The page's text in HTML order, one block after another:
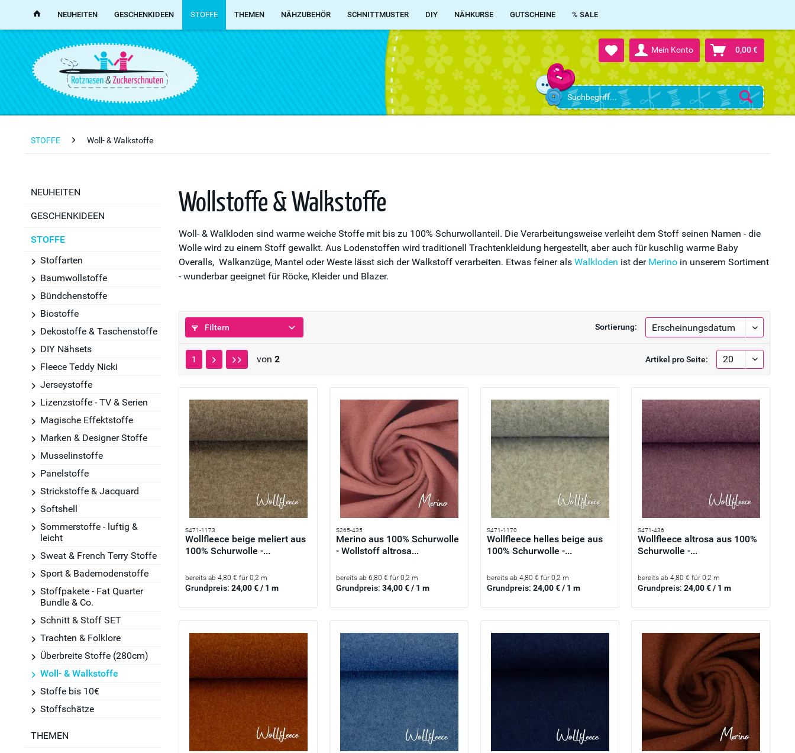
Mein Konto 0,00 €
NEUHEITEN GESCHENKIDEEN STOFFE THEMEN NÄHZUBEHÖR SCHNITTMUSTER DIY NÄHKURSE GUTSCHEINE % SALE
STOFFE Woll- & Walkstoffe
NEUHEITEN
GESCHENKIDEEN
STOFFE
Stoffarten
Baumwollstoffe
Bündchenstoffe
Biostoffe
Dekostoffe & Taschenstoffe
DIY Nähsets
Fleece Teddy Nicki
Jerseystoffe
Lizenzstoffe - TV & Serien
Magische Effektstoffe
Marken & Designer Stoffe
Musselinstoffe
Panelstoffe
Strickstoffe & Jacquard
Softshell
Sommerstoffe - luftig &
leicht
Sweat & French Terry Stoffe
Sport & Bademodenstoffe
Stoffpakete - Fat Quarter
Bundle & Co.
Schnitt & Stoff SET
Trachten & Folklore
Überbreite Stoffe (280cm)
Woll- & Walkstoffe
Stoffe bis 10€
Stoffschätze
THEMEN
Wollstoffe & Walkstoffe
Woll- & Walkloden sind warme weiche Stoffe mit bis zu 100% Schurwollanteil. Die Verarbeitungsweise verleiht dem Stoff seinen Namen - die
Wolle wird zu einem Stoff gewalkt. Aus Lodenstoffen wird traditionell Trachtenkleidung hergestellt, aber auch für kuschlig warme Baby
Overalls, Walkanzüge, Mantel oder Weste lässt sich der Walkstoff verarbeiten. Etwas feiner als Walkloden ist der Merino in unserem Sortiment
- wunderbar geeignet für Röcke, Kleider und Blazer.
Filtern Sortierung:
1 von 2 Artikel pro Seite:
S471-1173
Wollfleece beige meliert aus
100% Schurwolle -...
bereits ab 4,80 € für 0,2 m
Grundpreis:24,00 € / 1 m
S265-435
Merino aus 100% Schurwolle
- Wollstoff altrosa...
bereits ab 6,80 € für 0,2 m
Grundpreis:34,00 € / 1 m
S471-1170
Wollfleece helles beige aus
100% Schurwolle -...
bereits ab 4,80 € für 0,2 m
Grundpreis:24,00 € / 1 m
S471-436
Wollfleece altrosa aus 100%
Schurwolle -...
bereits ab 4,80 € für 0,2 m
Grundpreis:24,00 € / 1 m